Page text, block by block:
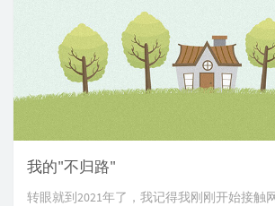
我的"不归路"
转眼就到2021年了，我记得我刚刚开始接触